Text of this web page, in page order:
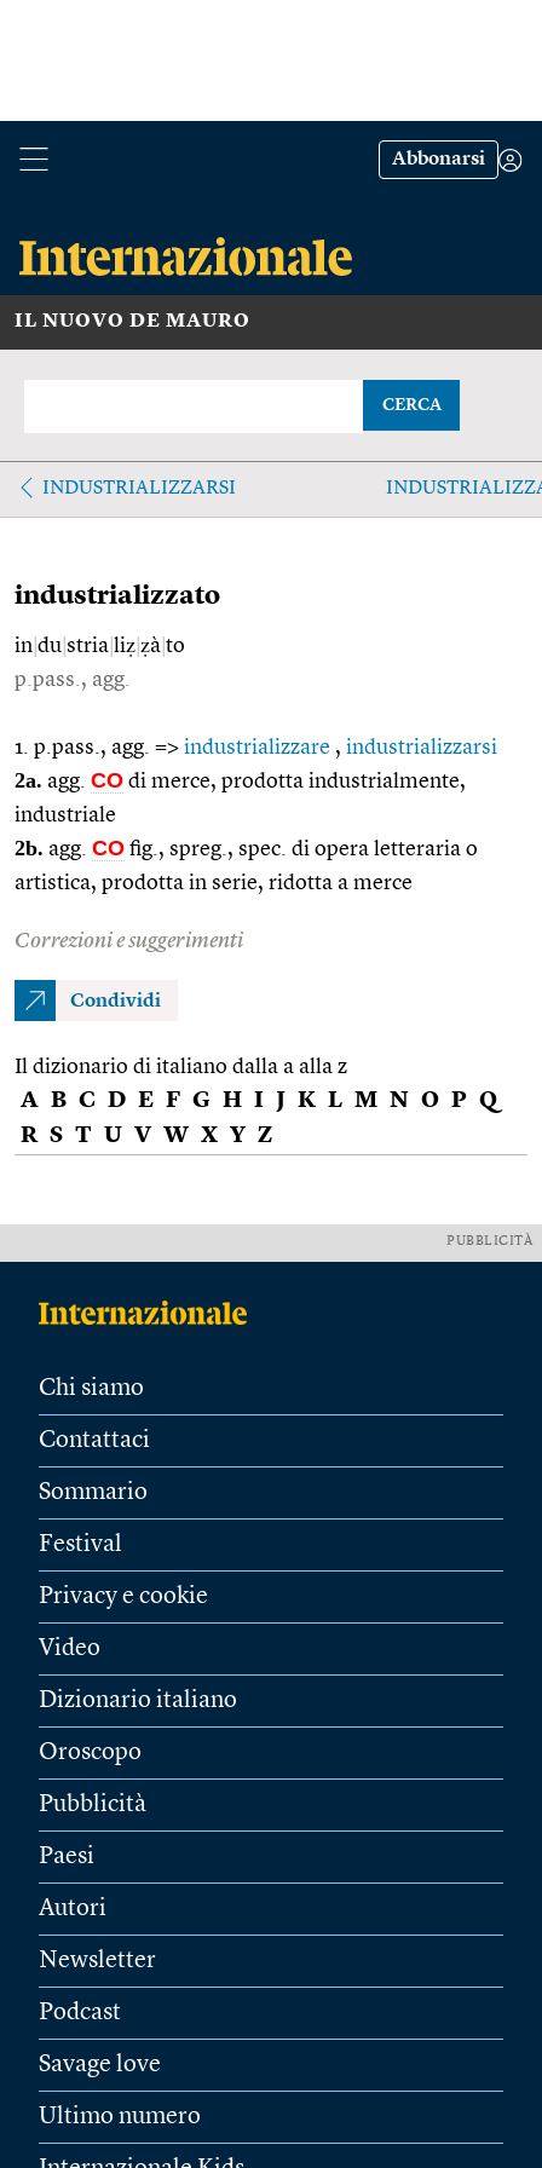
Abbonarsi
IL NUOVO DE MAURO
CERCA
INDUSTRIALIZZARSI
industrializzato
in du stria liẓ ẓà to
p.pass., agg.
1. p.pass., agg. => industrializzare , industrializzarsi
2a. agg. CO di merce, prodotta industrialmente,
industriale
2b. agg. CO fig., spreg., spec. di opera letteraria o
artistica, prodotta in serie, ridotta a merce
Correzioni e suggerimenti
Condividi
Il dizionario di italiano dalla a alla z
A B C D E F G H I J K L M N O P Q
R S T U V W X Y Z
PUBBLICITÀ
Chi siamo
Contattaci
Sommario
Festival
Privacy e cookie
Video
Dizionario italiano
Oroscopo
Pubblicità
Paesi
Autori
Newsletter
Podcast
Savage love
Ultimo numero